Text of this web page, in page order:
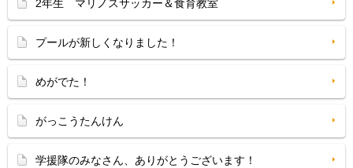
2年生 マリノスサッカー＆食育教室
プールが新しくなりました！
めがでた！
がっこうたんけん
学援隊のみなさん、ありがとうございます！